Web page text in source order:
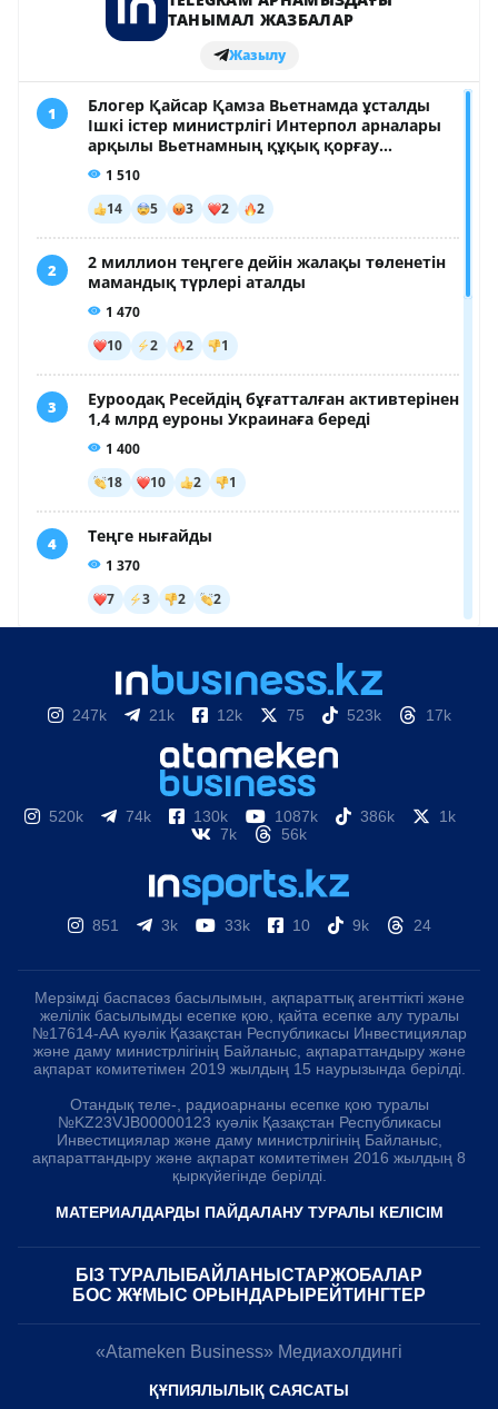
247k 21k 12k 75 523k 17k
520k 74k 130k 1087k 386k
1k
7k
56k
851 3k 33k 10 9k 24
Мерзімді баспасөз басылымын, ақпараттық агенттікті және
желілік басылымды есепке қою, қайта есепке алу туралы
№17614-АА куәлік Қазақстан Республикасы Инвестициялар
және даму министрлігінің Байланыс, ақпараттандыру және
ақпарат комитетімен 2019 жылдың 15 наурызында берілді.
Отандық теле-, радиоарнаны есепке қою туралы
№KZ23VJB00000123 куәлік Қазақстан Республикасы
Инвестициялар және даму министрлігінің Байланыс,
ақпараттандыру және ақпарат комитетімен 2016 жылдың 8
қыркүйегінде берілді.
МАТЕРИАЛДАРДЫ ПАЙДАЛАНУ ТУРАЛЫ КЕЛІСІМ
БІЗ ТУРАЛЫ БАЙЛАНЫСТАРЖОБАЛАР
БОС ЖҰМЫС ОРЫНДАРЫ РЕЙТИНГТЕР
«Atameken Business» Медиахолдингі
ҚҰПИЯЛЫЛЫҚ САЯСАТЫ